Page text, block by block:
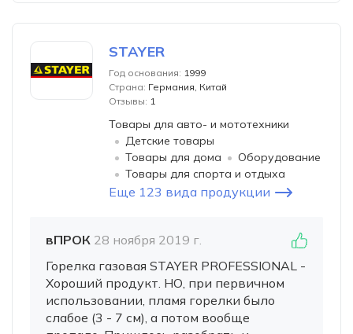
STAYER
Год основания: 1999
Страна: Германия, Китай
Отзывы: 1
Товары для авто- и мототехники
Детские товары
Товары для дома
Оборудование
Товары для спорта и отдыха
Еще 123 вида продукции
вПРОК 28 ноября 2019 г.
Горелка газовая STAYER PROFESSIONAL -
Хороший продукт. НО, при первичном
использовании, пламя горелки было
слабое (3 - 7 см), а потом вообще